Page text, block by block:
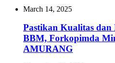
March 14, 2025
Pastikan Kualitas dan
BBM, Forkopimda
AMURANG